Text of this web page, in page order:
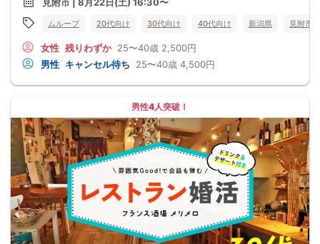
見附市 | 8月22日(土) 16:30〜
ムルーブ 20代向け 30代向け 40代向け 新潟県 見附市
女性 残りわずか 25〜40歳 2,500円
男性 キャンセル待ち 25〜40歳 4,500円
男性4人突破！